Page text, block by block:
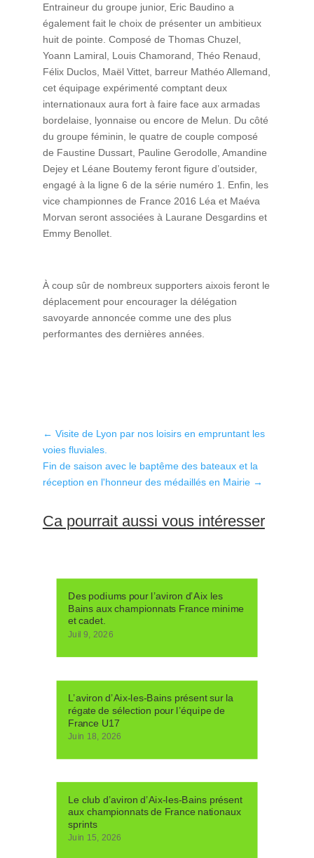
Entraineur du groupe junior, Eric Baudino a
également fait le choix de présenter un ambitieux
huit de pointe. Composé de Thomas Chuzel,
Yoann Lamiral, Louis Chamorand, Théo Renaud,
Félix Duclos, Maël Vittet, barreur Mathéo Allemand,
cet équipage expérimenté comptant deux
internationaux aura fort à faire face aux armadas
bordelaise, lyonnaise ou encore de Melun. Du côté
du groupe féminin, le quatre de couple composé
de Faustine Dussart, Pauline Gerodolle, Amandine
Dejey et Léane Boutemy feront figure d’outsider,
engagé à la ligne 6 de la série numéro 1. Enfin, les
vice championnes de France 2016 Léa et Maéva
Morvan seront associées à Laurane Desgardins et
Emmy Benollet.
À coup sûr de nombreux supporters aixois feront le
déplacement pour encourager la délégation
savoyarde annoncée comme une des plus
performantes des dernières années.
← Visite de Lyon par nos loisirs en empruntant les
voies fluviales.
Fin de saison avec le baptême des bateaux et la
réception en l'honneur des médaillés en Mairie→
Ca pourrait aussi vous intéresser
Des podiums pour l’aviron d’Aix les
Bains aux championnats France minime
et cadet.
Juil 9, 2026
L’aviron d’Aix-les-Bains présent sur la
régate de sélection pour l’équipe de
France U17
Juin 18, 2026
Le club d’aviron d’Aix-les-Bains présent
aux championnats de France nationaux
sprints
Juin 15, 2026